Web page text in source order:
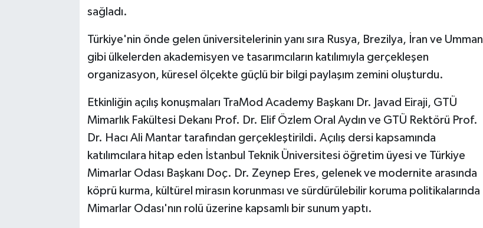
sağladı.
Türkiye'nin önde gelen üniversitelerinin yanı sıra Rusya, Brezilya, İran ve Umman
gibi ülkelerden akademisyen ve tasarımcıların katılımıyla gerçekleşen
organizasyon, küresel ölçekte güçlü bir bilgi paylaşım zemini oluşturdu.
Etkinliğin açılış konuşmaları TraMod Academy Başkanı Dr. Javad Eiraji, GTÜ
Mimarlık Fakültesi Dekanı Prof. Dr. Elif Özlem Oral Aydın ve GTÜ Rektörü Prof.
Dr. Hacı Ali Mantar tarafından gerçekleştirildi. Açılış dersi kapsamında
katılımcılara hitap eden İstanbul Teknik Üniversitesi öğretim üyesi ve Türkiye
Mimarlar Odası Başkanı Doç. Dr. Zeynep Eres, gelenek ve modernite arasında
köprü kurma, kültürel mirasın korunması ve sürdürülebilir koruma politikalarında
Mimarlar Odası'nın rolü üzerine kapsamlı bir sunum yaptı.